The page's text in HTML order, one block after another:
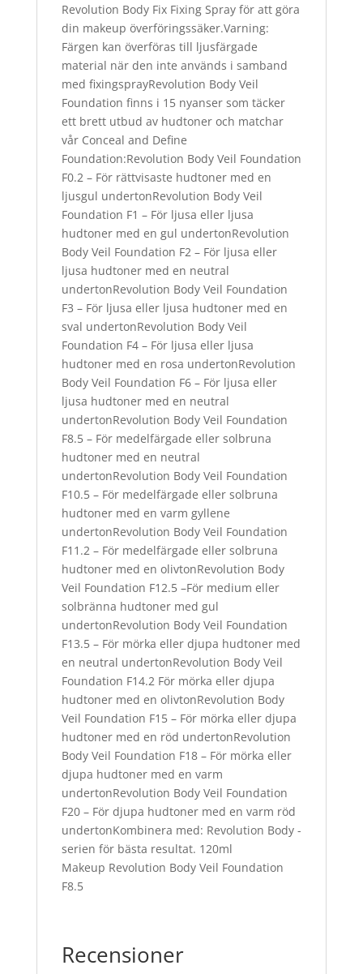
Revolution Body Fix Fixing Spray för att göra
din makeup överföringssäker.Varning:
Färgen kan överföras till ljusfärgade
material när den inte används i samband
med fixingsprayRevolution Body Veil
Foundation finns i 15 nyanser som täcker
ett brett utbud av hudtoner och matchar
vår Conceal and Define
Foundation:Revolution Body Veil Foundation
F0.2 – För rättvisaste hudtoner med en
ljusgul undertonRevolution Body Veil
Foundation F1 – För ljusa eller ljusa
hudtoner med en gul undertonRevolution
Body Veil Foundation F2 – För ljusa eller
ljusa hudtoner med en neutral
undertonRevolution Body Veil Foundation
F3 – För ljusa eller ljusa hudtoner med en
sval undertonRevolution Body Veil
Foundation F4 – För ljusa eller ljusa
hudtoner med en rosa undertonRevolution
Body Veil Foundation F6 – För ljusa eller
ljusa hudtoner med en neutral
undertonRevolution Body Veil Foundation
F8.5 – För medelfärgade eller solbruna
hudtoner med en neutral
undertonRevolution Body Veil Foundation
F10.5 – För medelfärgade eller solbruna
hudtoner med en varm gyllene
undertonRevolution Body Veil Foundation
F11.2 – För medelfärgade eller solbruna
hudtoner med en olivtonRevolution Body
Veil Foundation F12.5 –För medium eller
solbränna hudtoner med gul
undertonRevolution Body Veil Foundation
F13.5 – För mörka eller djupa hudtoner med
en neutral undertonRevolution Body Veil
Foundation F14.2 För mörka eller djupa
hudtoner med en olivtonRevolution Body
Veil Foundation F15 – För mörka eller djupa
hudtoner med en röd undertonRevolution
Body Veil Foundation F18 – För mörka eller
djupa hudtoner med en varm
undertonRevolution Body Veil Foundation
F20 – För djupa hudtoner med en varm röd
undertonKombinera med: Revolution Body -
serien för bästa resultat. 120ml
Makeup Revolution Body Veil Foundation
F8.5
Recensioner